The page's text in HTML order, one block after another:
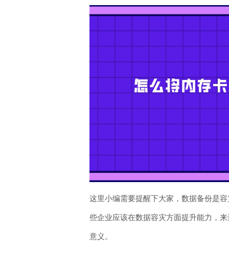
这里小编需要提醒下大家，数据备份是
些企业应该在数据容灾方面提升能力，
意义。